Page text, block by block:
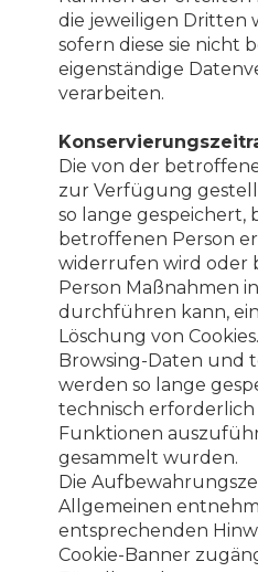
die jeweiligen Dritten
sofern diese sie nicht
eigenständige
verarbeiten.
Die von der
zur Verfügung
so lange gespeichert,
betroffenen Person
widerrufen wird oder
Person Maßnahmen
durchführen kann,
Löschung von Cookies.
Browsing-Daten und
werden so lange
technisch erforderlich
Funktionen
gesammelt wurden.
Die
Allgemeinen
entsprechenden
Cookie-Banner